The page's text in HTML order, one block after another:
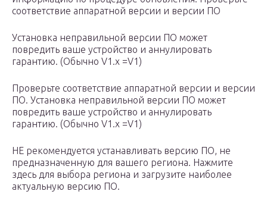
соответствие аппаратной версии и версии ПО
Установка неправильной версии ПО может
повредить ваше устройство и аннулировать
гарантию. (Обычно V1.x =V1)
Проверьте соответствие аппаратной версии и версии
ПО. Установка неправильной версии ПО может
повредить ваше устройство и аннулировать
гарантию. (Обычно V1.x =V1)
НЕ рекомендуется устанавливать версию ПО, не
предназначенную для вашего региона. Нажмите
здесь для выбора региона и загрузите наиболее
актуальную версию ПО.